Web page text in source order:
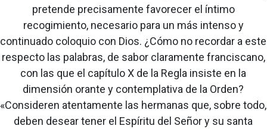
pretende precisamente favorecer el íntimo
recogimiento, necesario para un más intenso y
continuado coloquio con Dios. ¿Cómo no recordar a este
respecto las palabras, de sabor claramente franciscano,
con las que el capítulo X de la Regla insiste en la
dimensión orante y contemplativa de la Orden?
«Consideren atentamente las hermanas que, sobre todo,
deben desear tener el Espíritu del Señor y su santa